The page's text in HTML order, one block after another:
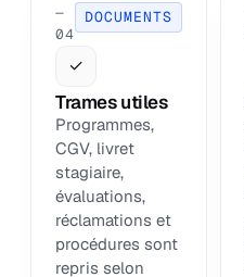
—
04
DOCUMENTS
✓
Trames utiles
Programmes,
CGV, livret
stagiaire,
évaluations,
réclamations et
procédures sont
repris selon